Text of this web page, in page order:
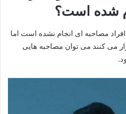
شده است؟
مصاحبه ای انجام نشده است اما
می کنند می توان مصاحبه هایی